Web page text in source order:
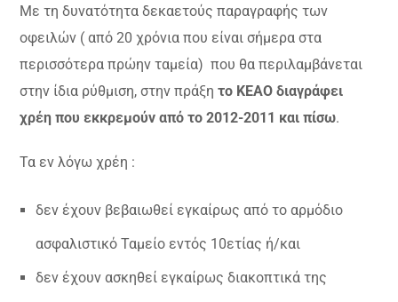
Με τη δυνατότητα δεκαετούς παραγραφής των
οφειλών ( από 20 χρόνια που είναι σήμερα στα
περισσότερα πρώην ταμεία) που θα περιλαμβάνεται
στην ίδια ρύθμιση, στην πράξητο ΚΕΑΟ διαγράφει
χρέη που εκκρεμούν από το 2012-2011 και πίσω.
Τα εν λόγω χρέη :
δεν έχουν βεβαιωθεί εγκαίρως από το αρμόδιο
ασφαλιστικό Ταμείο εντός 10ετίας ή/και
δεν έχουν ασκηθεί εγκαίρως διακοπτικά της